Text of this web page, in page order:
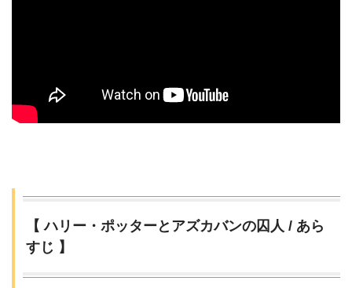
【 ハリー・ポッターとアズカバンの囚人 / あら
すじ 】